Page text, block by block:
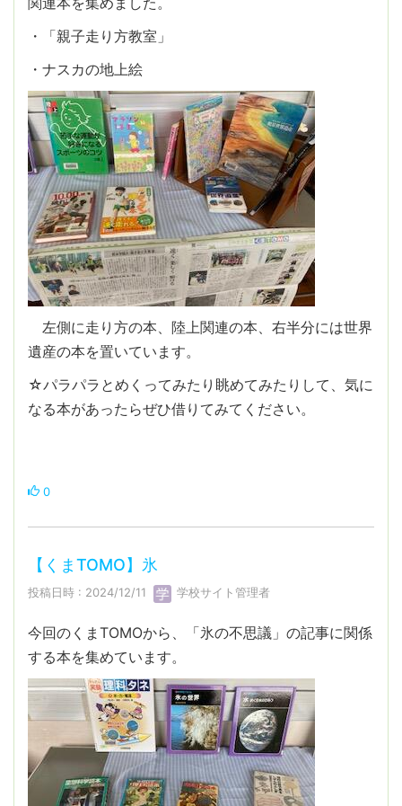
・「親子走り方教室」
・ナスカの地上絵
左側に走り方の本、陸上関連の本、右半分には世界
遺産の本を置いています。
☆パラパラとめくってみたり眺めてみたりして、気に
なる本があったらぜひ借りてみてください。
0
【くまTOMO】氷
投稿日時 : 2024/12/11 学校サイト管理者
今回のくまTOMOから、「氷の不思議」の記事に関係
する本を集めています。